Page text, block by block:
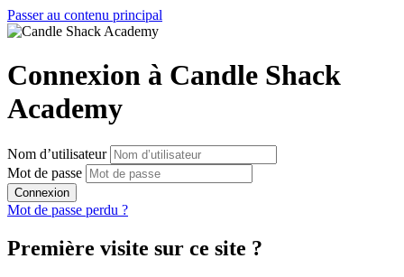
Passer au contenu principal
Connexion à Candle Shack
Academy
Nom d’utilisateur
Mot de passe
Connexion
Mot de passe perdu ?
Première visite sur ce site ?